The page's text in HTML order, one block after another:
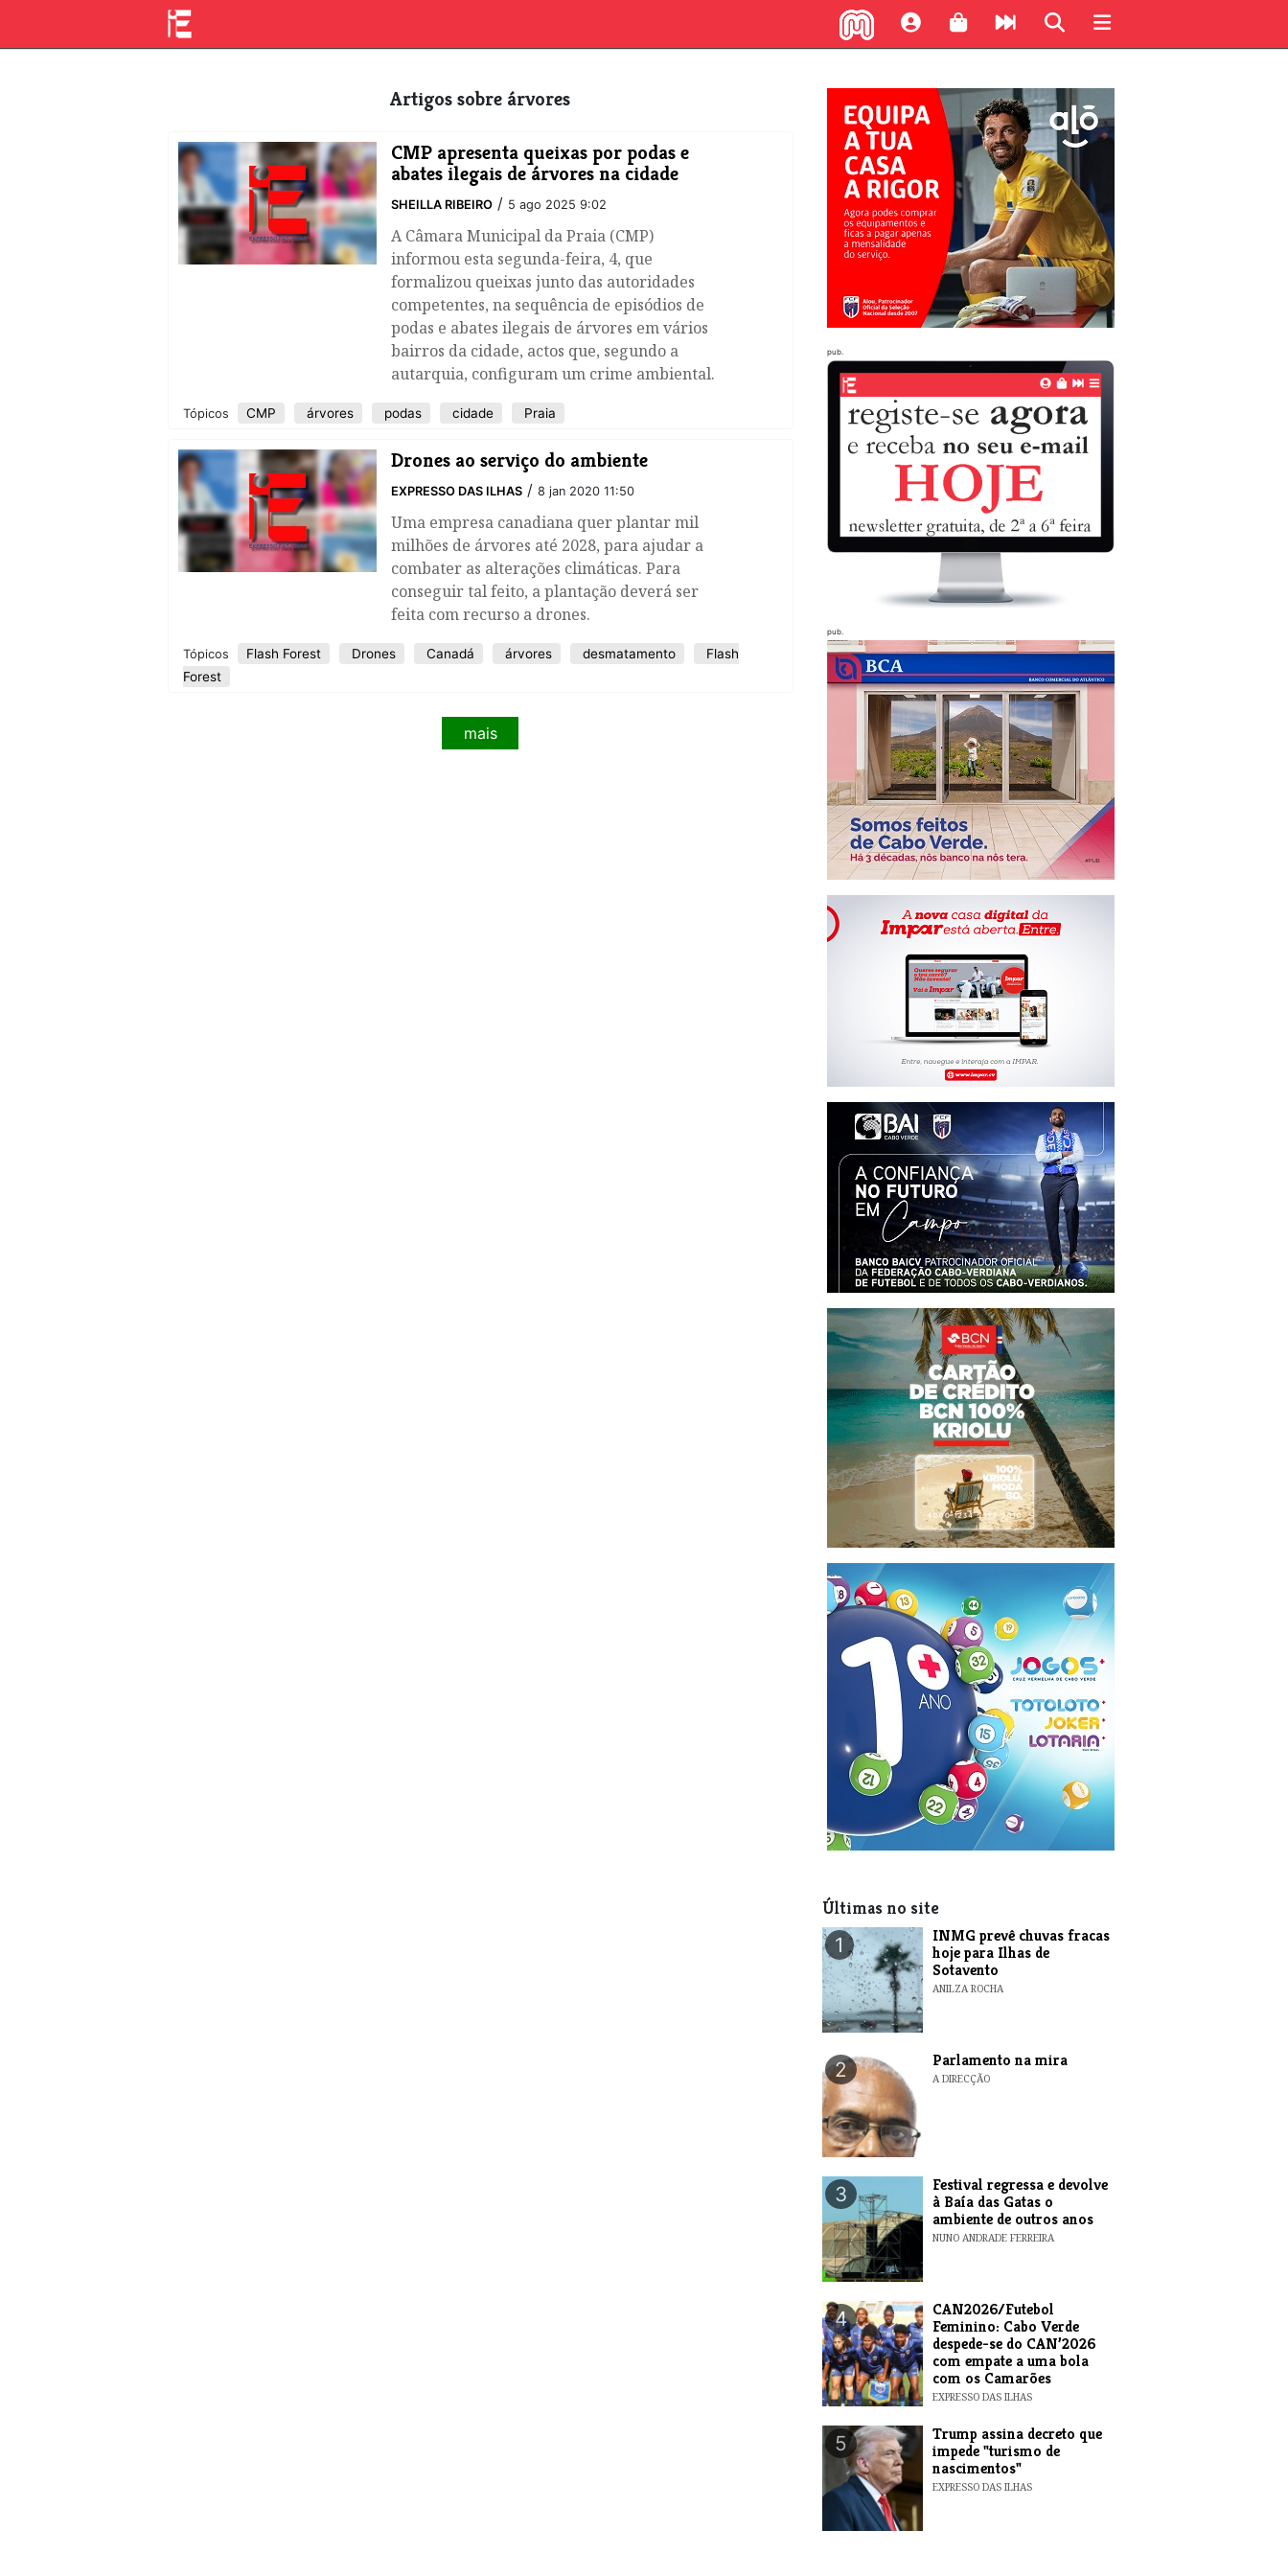
Artigos sobre árvores
CMP apresenta queixas por podas e
abates ilegais de árvores na cidade
SHEILLA RIBEIRO / 5 ago 2025 9:02
A Câmara Municipal da Praia (CMP)
informou esta segunda-feira, 4, que
formalizou queixas junto das autoridades
competentes, na sequência de episódios de
podas e abates ilegais de árvores em vários
bairros da cidade, actos que, segundo a
autarquia, configuram um crime ambiental.
Tópicos CMP árvores podas cidade Praia
Drones ao serviço do ambiente
EXPRESSO DAS ILHAS / 8 jan 2020 11:50
Uma empresa canadiana quer plantar mil
milhões de árvores até 2028, para ajudar a
combater as alterações climáticas. Para
conseguir tal feito, a plantação deverá ser
feita com recurso a drones.
Tópicos Flash Forest Drones Canadá árvores desmatamento
Flash
Forest
mais
pub.
pub.
Últimas no site
1
INMG prevê chuvas fracas
hoje para Ilhas de
Sotavento
ANILZA ROCHA
2 Parlamento na mira
A DIRECÇÃO
3
Festival regressa e devolve
à Baía das Gatas o
ambiente de outros anos
NUNO ANDRADE FERREIRA
4
CAN2026/Futebol
Feminino: Cabo Verde
despede-se do CAN’2026
com empate a uma bola
com os Camarões
EXPRESSO DAS ILHAS
5
Trump assina decreto que
impede "turismo de
nascimentos"
EXPRESSO DAS ILHAS